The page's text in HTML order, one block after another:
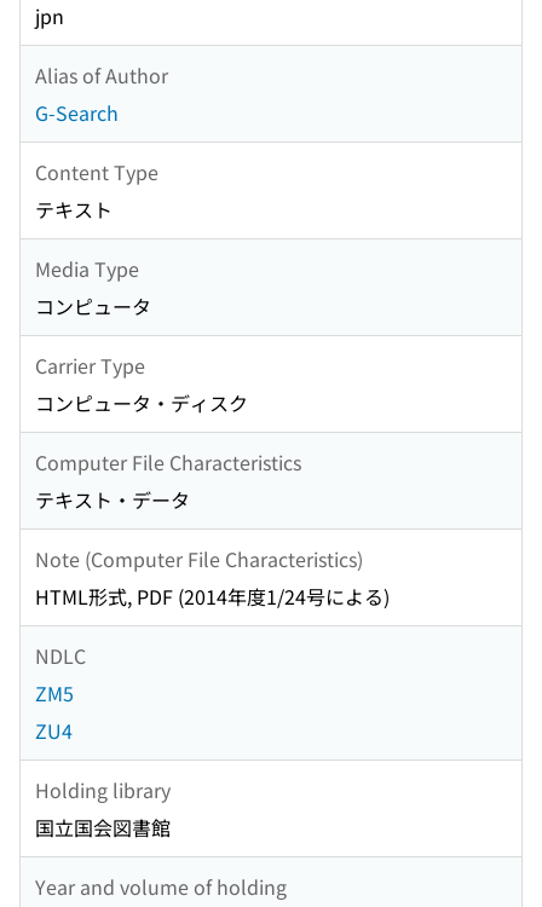
jpn
Alias of Author
G-Search
Content Type
テキスト
Media Type
コンピュータ
Carrier Type
コンピュータ・ディスク
Computer File Characteristics
テキスト・データ
Note (Computer File Characteristics)
HTML形式, PDF (2014年度1/24号による)
NDLC
ZM5
ZU4
Holding library
国立国会図書館
Year and volume of holding